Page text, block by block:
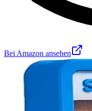
Bei Amazon ansehen